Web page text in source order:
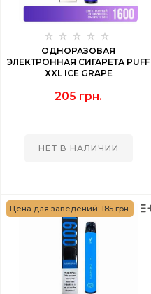
ОДНОРАЗОВАЯ
ЭЛЕКТРОННАЯ СИГАРЕТА PUFF
XXL ICE GRAPE
PUFF
205 грн.
НЕТ В НАЛИЧИИ
Цена для заведений: 185 грн.